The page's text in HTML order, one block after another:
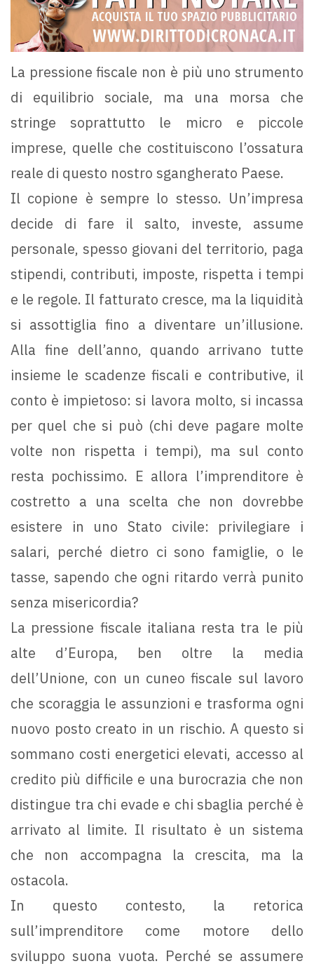
La pressione fiscale non è più uno strumento
di equilibrio sociale, ma una morsa che
stringe soprattutto le micro e piccole
imprese, quelle che costituiscono l’ossatura
reale di questo nostro sgangherato Paese.
Il copione è sempre lo stesso. Un’impresa
decide di fare il salto, investe, assume
personale, spesso giovani del territorio, paga
stipendi, contributi, imposte, rispetta i tempi
e le regole. Il fatturato cresce, ma la liquidità
si assottiglia fino a diventare un’illusione.
Alla fine dell’anno, quando arrivano tutte
insieme le scadenze fiscali e contributive, il
conto è impietoso: si lavora molto, si incassa
per quel che si può (chi deve pagare molte
volte non rispetta i tempi), ma sul conto
resta pochissimo. E allora l’imprenditore è
costretto a una scelta che non dovrebbe
esistere in uno Stato civile: privilegiare i
salari, perché dietro ci sono famiglie, o le
tasse, sapendo che ogni ritardo verrà punito
senza misericordia?
La pressione fiscale italiana resta tra le più
alte d’Europa, ben oltre la media
dell’Unione, con un cuneo fiscale sul lavoro
che scoraggia le assunzioni e trasforma ogni
nuovo posto creato in un rischio. A questo si
sommano costi energetici elevati, accesso al
credito più difficile e una burocrazia che non
distingue tra chi evade e chi sbaglia perché è
arrivato al limite. Il risultato è un sistema
che non accompagna la crescita, ma la
ostacola.
In questo contesto, la retorica
sull’imprenditore come motore dello
sviluppo suona vuota. Perché se assumere